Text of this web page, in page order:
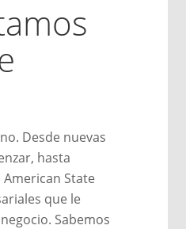
Desde nuevas
hasta
State
que le
Sabemos